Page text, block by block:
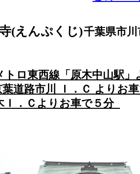
(えんぷくじ)千葉県市川
トロ東西線「原木中山駅」
道路市川 Ｉ．Ｃ よりお
Ｉ．Ｃよりお車で５分